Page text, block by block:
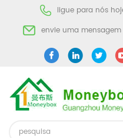
ligue para nós
envie uma mensagem